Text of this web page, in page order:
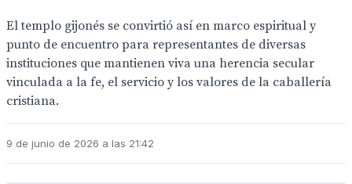
El templo gijonés se convirtió así en marco espiritual y
punto de encuentro para representantes de diversas
instituciones que mantienen viva una herencia secular
vinculada a la fe, el servicio y los valores de la caballería
cristiana.
9 de junio de 2026 a las 21:42